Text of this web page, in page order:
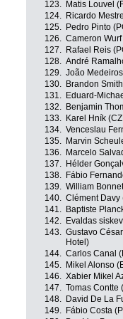
123. Matis Louvel
124.
Ricardo
125.
Pedro Pinto
126. Cameron
127.
Rafael Reis
128. André
129. João
130.
Brandon
131.
Eduard-
132.
Benjamin
133.
Karel Hník
134. Venceslau
135.
Marvin
136.
Marcelo
137.
Hélder
138.
Fábio
139. William
140. Clément Davy
141.
Baptiste
142.
Evaldas
143. Gustavo
Hotel)
144. Carlos Canal
145.
Mikel Alonso
146. Xabier Mikel
147. Tomas Contte
148.
David De La
149.
Fábio Costa